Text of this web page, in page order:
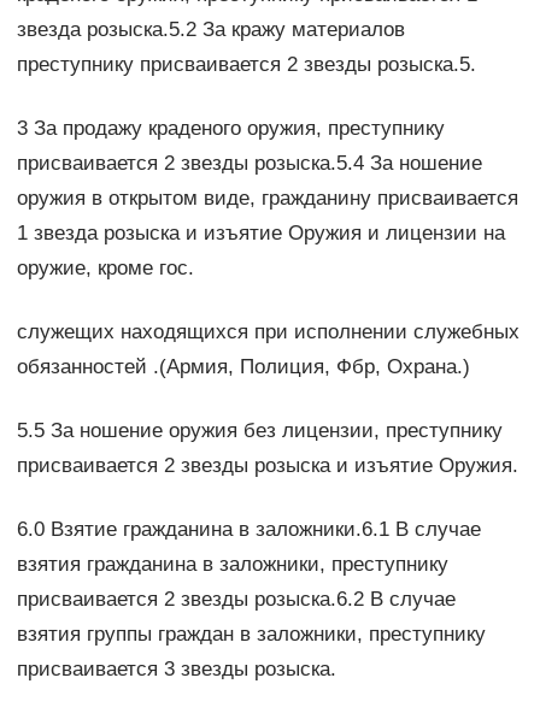
звезда розыска.5.2 За кражу материалов
преступнику присваивается 2 звезды розыска.5.
3 За продажу краденого оружия, преступнику
присваивается 2 звезды розыска.5.4 За ношение
оружия в открытом виде, гражданину присваивается
1 звезда розыска и изъятие Оружия и лицензии на
оружие, кроме гос.
служещих находящихся при исполнении служебных
обязанностей .(Армия, Полиция, Фбр, Охрана.)
5.5 За ношение оружия без лицензии, преступнику
присваивается 2 звезды розыска и изъятие Оружия.
6.0 Взятие гражданина в заложники.6.1 В случае
взятия гражданина в заложники, преступнику
присваивается 2 звезды розыска.6.2 В случае
взятия группы граждан в заложники, преступнику
присваивается 3 звезды розыска.